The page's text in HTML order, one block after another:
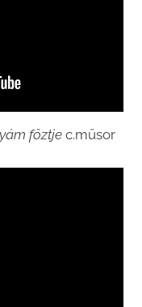
főztjec.műsor